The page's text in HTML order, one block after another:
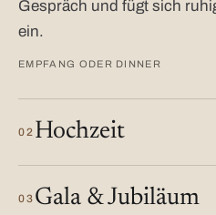
Gespräch und fügt sich
ein.
EMPFANG ODER DINNER
02 Hochzeit
03 Gala & Jubiläum